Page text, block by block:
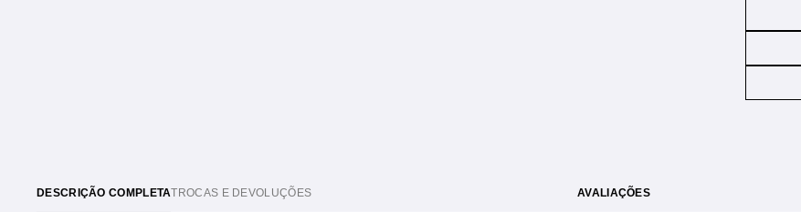
DESCRIÇÃO COMPLETATROCAS E DEVOLUÇÕES AVALIAÇÕES